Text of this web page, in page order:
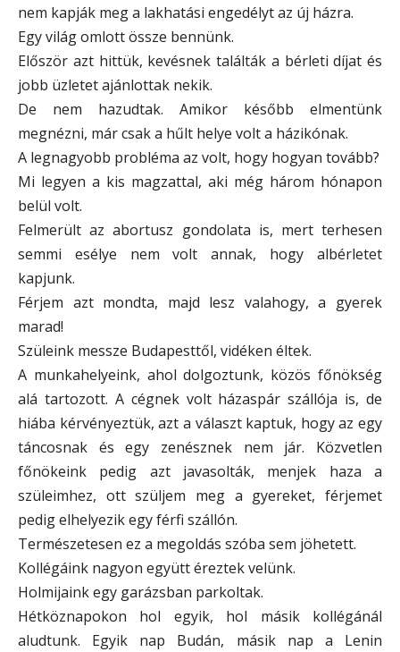
nem kapják meg a lakhatási engedélyt az új házra.
Egy világ omlott össze bennünk.
Először azt hittük, kevésnek találták a bérleti díjat és
jobb üzletet ajánlottak nekik.
De nem hazudtak. Amikor később elmentünk
megnézni, már csak a hűlt helye volt a házikónak.
A legnagyobb probléma az volt, hogy hogyan tovább?
Mi legyen a kis magzattal, aki még három hónapon
belül volt.
Felmerült az abortusz gondolata is, mert terhesen
semmi esélye nem volt annak, hogy albérletet
kapjunk.
Férjem azt mondta, majd lesz valahogy, a gyerek
marad!
Szüleink messze Budapesttől, vidéken éltek.
A munkahelyeink, ahol dolgoztunk, közös főnökség
alá tartozott. A cégnek volt házaspár szállója is, de
hiába kérvényeztük, azt a választ kaptuk, hogy az egy
táncosnak és egy zenésznek nem jár. Közvetlen
főnökeink pedig azt javasolták, menjek haza a
szüleimhez, ott szüljem meg a gyereket, férjemet
pedig elhelyezik egy férfi szállón.
Természetesen ez a megoldás szóba sem jöhetett.
Kollégáink nagyon együtt éreztek velünk.
Holmijaink egy garázsban parkoltak.
Hétköznapokon hol egyik, hol másik kollégánál
aludtunk. Egyik nap Budán, másik nap a Lenin